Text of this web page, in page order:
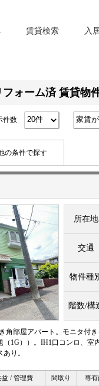
賃貸検索 入
ォーム済 賃貸物
件数
の条件で探す
所在地
交通
物件種
階数/構
角部屋アパート。モニタ付
（1G））。IH1口コンロ、
り。
益 / 管理費 間取り 専有